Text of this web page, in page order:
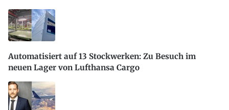
Automatisiert auf 13 Stockwerken: Zu Besuch im
neuen Lager von Lufthansa Cargo